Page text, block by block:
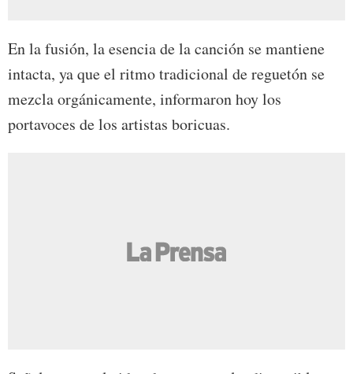
En la fusión, la esencia de la canción se mantiene
intacta, ya que el ritmo tradicional de reguetón se
mezcla orgánicamente, informaron hoy los
portavoces de los artistas boricuas.